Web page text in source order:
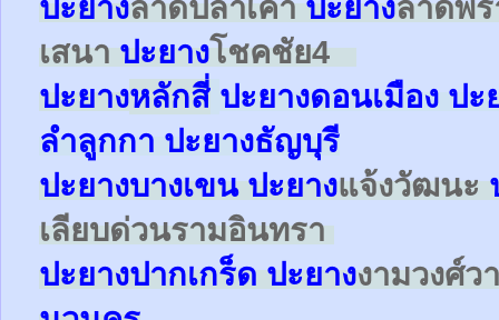
ปะยางลาดปลาเค้าปะยางลาดพ
เสนาปะยางโชคชัย4
ปะยางหลักสี่ ปะยางดอนเมือง ปะ
ลำลูกกา ปะยางธัญบุรี
ปะยางบางเขนปะยางแจ้งวัฒนะ
เลียบด่วนรามอินทรา
ปะยางปากเกร็ดปะยางงามวงศ์ว